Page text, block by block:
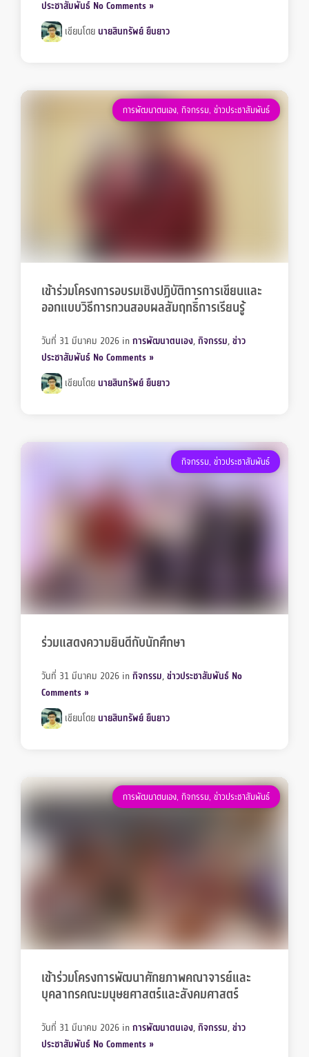
ประชาสัมพันธ์ No Comments »
เขียนโดย นายสินทรัพย์ ยืนยาว
การพัฒนาตนเอง, กิจกรรม, ข่าวประชาสัมพันธ์
เข้าร่วมโครงการอบรมเชิงปฏิบัติการการเขียนและ
ออกแบบวิธีการทวนสอบผลสัมฤทธิ์การเรียนรู้
วันที่ 31 มีนาคม 2026 inการพัฒนาตนเอง,กิจกรรม,ข่าว
ประชาสัมพันธ์ No Comments »
เขียนโดย นายสินทรัพย์ ยืนยาว
กิจกรรม, ข่าวประชาสัมพันธ์
ร่วมแสดงความยินดีกับนักศึกษา
วันที่ 31 มีนาคม 2026 inกิจกรรม,ข่าวประชาสัมพันธ์ No
Comments »
เขียนโดย นายสินทรัพย์ ยืนยาว
การพัฒนาตนเอง, กิจกรรม, ข่าวประชาสัมพันธ์
เข้าร่วมโครงการพัฒนาศักยภาพคณาจารย์และ
บุคลากรคณะมนุษยศาสตร์และสังคมศาสตร์
วันที่ 31 มีนาคม 2026 inการพัฒนาตนเอง,กิจกรรม,ข่าว
ประชาสัมพันธ์ No Comments »